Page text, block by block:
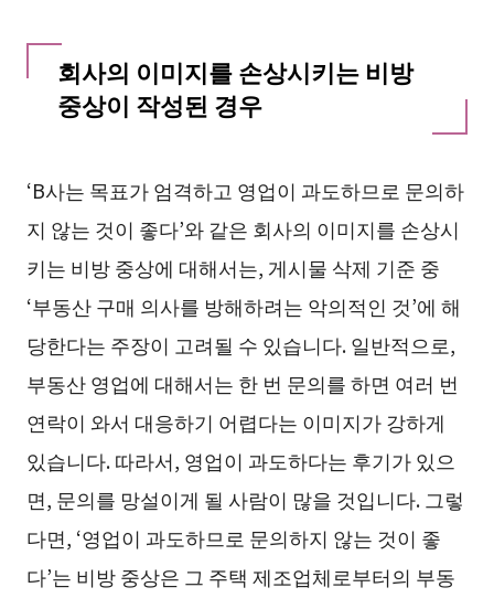
회사의 이미지를 손상시키는 비방
중상이 작성된 경우
‘B사는 목표가 엄격하고 영업이 과도하므로 문의하
지 않는 것이 좋다’와 같은 회사의 이미지를 손상시
키는 비방 중상에 대해서는, 게시물 삭제 기준 중
‘부동산 구매 의사를 방해하려는 악의적인 것’에 해
당한다는 주장이 고려될 수 있습니다. 일반적으로,
부동산 영업에 대해서는 한 번 문의를 하면 여러 번
연락이 와서 대응하기 어렵다는 이미지가 강하게
있습니다. 따라서, 영업이 과도하다는 후기가 있으
면, 문의를 망설이게 될 사람이 많을 것입니다. 그렇
다면, ‘영업이 과도하므로 문의하지 않는 것이 좋
다’는 비방 중상은 그 주택 제조업체로부터의 부동